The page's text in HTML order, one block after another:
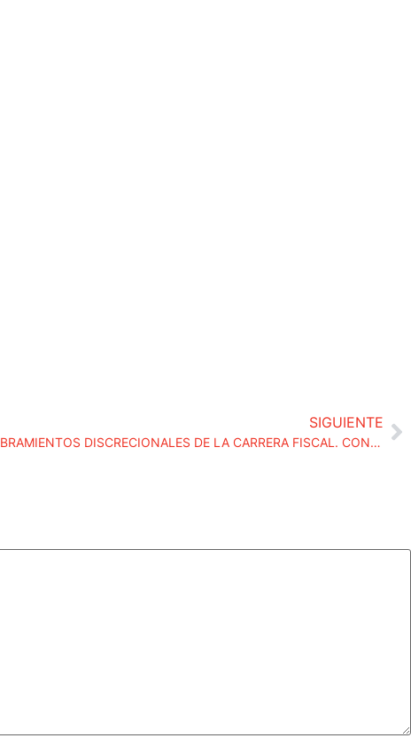
SIGUIENTE
TRANSPARENCIA EN LOS NOMBRAMIENTOS DISCRECIONALES DE LA CARRERA FISCAL. CONSEJO FISCAL DE 4 DE MAYO DE 2021